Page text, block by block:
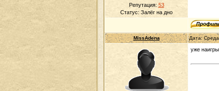
Репутация: 53
Статус: Залёг на дно
MissAdena Дата:
уже